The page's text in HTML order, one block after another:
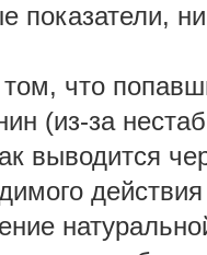
показатели,
что
(из-за
выводится